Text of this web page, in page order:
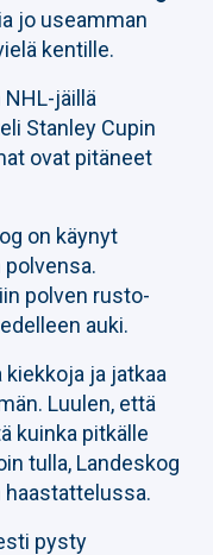
jo useamman
kentille.
jäillä
Stanley Cupin
ovat pitäneet
on käynyt
polven rusto-
auki.
kiekkoja ja jatkaa
Luulen, että
kuinka pitkälle
tulla, Landeskog
pysty